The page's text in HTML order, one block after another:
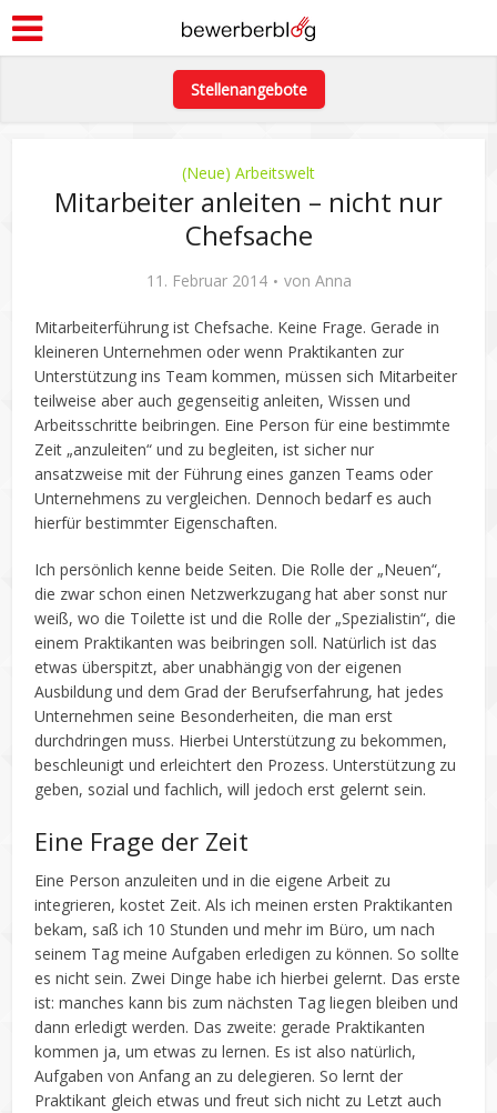
Stellenangebote
(Neue) Arbeitswelt
Mitarbeiter anleiten – nicht nur
Chefsache
11. Februar 2014 von Anna
Mitarbeiterführung ist Chefsache. Keine Frage. Gerade in
kleineren Unternehmen oder wenn Praktikanten zur
Unterstützung ins Team kommen, müssen sich Mitarbeiter
teilweise aber auch gegenseitig anleiten, Wissen und
Arbeitsschritte beibringen. Eine Person für eine bestimmte
Zeit „anzuleiten“ und zu begleiten, ist sicher nur
ansatzweise mit der Führung eines ganzen Teams oder
Unternehmens zu vergleichen. Dennoch bedarf es auch
hierfür bestimmter Eigenschaften.
Ich persönlich kenne beide Seiten. Die Rolle der „Neuen“,
die zwar schon einen Netzwerkzugang hat aber sonst nur
weiß, wo die Toilette ist und die Rolle der „Spezialistin“, die
einem Praktikanten was beibringen soll. Natürlich ist das
etwas überspitzt, aber unabhängig von der eigenen
Ausbildung und dem Grad der Berufserfahrung, hat jedes
Unternehmen seine Besonderheiten, die man erst
durchdringen muss. Hierbei Unterstützung zu bekommen,
beschleunigt und erleichtert den Prozess. Unterstützung zu
geben, sozial und fachlich, will jedoch erst gelernt sein.
Eine Frage der Zeit
Eine Person anzuleiten und in die eigene Arbeit zu
integrieren, kostet Zeit. Als ich meinen ersten Praktikanten
bekam, saß ich 10 Stunden und mehr im Büro, um nach
seinem Tag meine Aufgaben erledigen zu können. So sollte
es nicht sein. Zwei Dinge habe ich hierbei gelernt. Das erste
ist: manches kann bis zum nächsten Tag liegen bleiben und
dann erledigt werden. Das zweite: gerade Praktikanten
kommen ja, um etwas zu lernen. Es ist also natürlich,
Aufgaben von Anfang an zu delegieren. So lernt der
Praktikant gleich etwas und freut sich nicht zu Letzt auch